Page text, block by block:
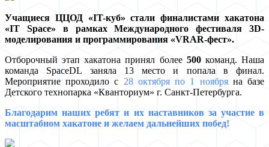
Учащиеся ЦЦОД «IT-куб» стали финалистами хакатона
«IT Space» в рамках Международного фестиваля 3D-
моделирования и программирования «VRAR-фест».
Отборочный этап хакатона принял более 500команд. Наша
команда SpaceDL заняла 13 место и попала в финал.
Мероприятие проходило с 28 октября по 1 ноябряна базе
Детского технопарка «Кванториум» г. Санкт-Петербурга.
Благодарим наших ребят и их наставников за участие в
масштабном хакатоне и желаем дальнейших побед!